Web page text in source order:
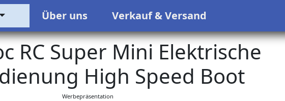
Über uns Verkauf & Versand
RC Super Mini Elektrische
High Speed Boot
Werbepräsentation